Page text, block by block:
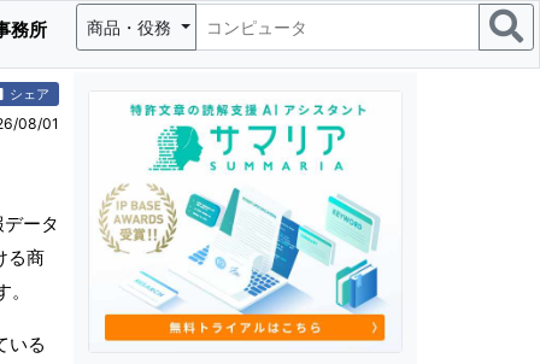
務所 商品・役務
シェア
08/01
ータ
る商
いる